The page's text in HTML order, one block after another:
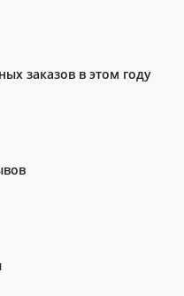
заказов в этом году